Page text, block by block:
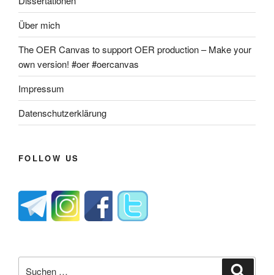
Über mich
The OER Canvas to support OER production – Make your
own version! #oer #oercanvas
Impressum
Datenschutzerklärung
FOLLOW US